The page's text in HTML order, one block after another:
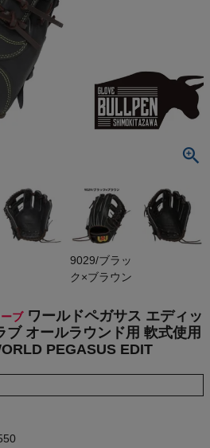
こちら
9029/ブラッ
ク×ブラウン
ブ ワールドペガサス エディッ
ブ オールラウンド用 軟式使用
PEGASUS EDIT